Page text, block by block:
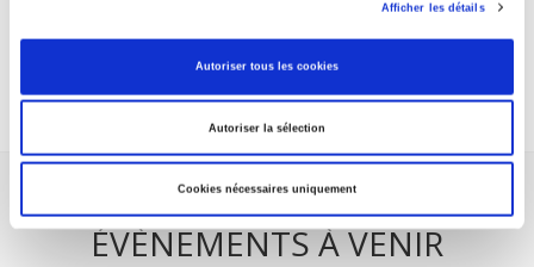
Afficher les détails
Autoriser tous les cookies
Autoriser la sélection
Cookies nécessaires uniquement
ÉVÈNEMENTS À VENIR